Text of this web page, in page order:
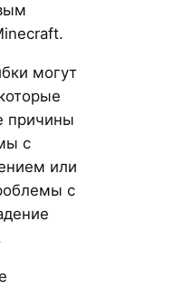
могут
причины
с
или
с